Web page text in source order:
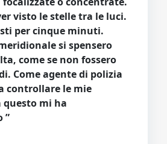
visto le stelle tra le luci.
per cinque minuti.
si spensero
come se non fossero
Come agente di polizia
controllare le mie
questo mi ha
”